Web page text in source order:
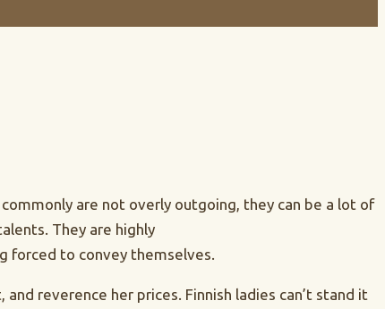
are not overly outgoing, they can be a lot of
They are highly
forced to convey themselves.
reverence her prices. Finnish ladies can’t stand it